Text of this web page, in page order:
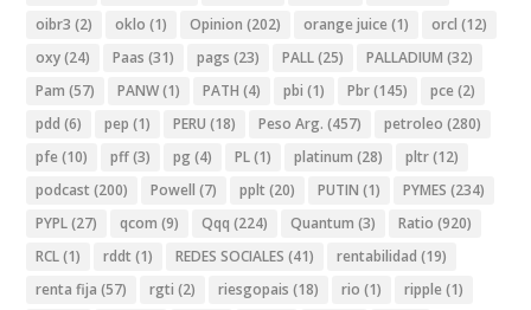
oibr3 (2) oklo (1) Opinion (202) orange juice (1) orcl (12)
oxy(24) Paas (31) pags (23) PALL(25) PALLADIUM (32)
Pam (57) PANW(1) PATH (4) pbi (1) Pbr(145) pce (2)
pdd (6) pep (1) PERU (18) Peso Arg. (457) petroleo (280)
pfe (10) pff(3) pg (4) PL(1) platinum (28) pltr(12)
podcast (200) Powell (7) pplt (20) PUTIN (1) PYMES (234)
PYPL(27) qcom (9) Qqq (224) Quantum (3) Ratio (920)
RCL(1) rddt (1) REDES SOCIALES (41) rentabilidad (19)
renta fija (57) rgti (2) riesgopais (18) rio (1) ripple (1)